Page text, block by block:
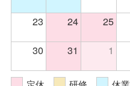
23
24 25
30
31 1